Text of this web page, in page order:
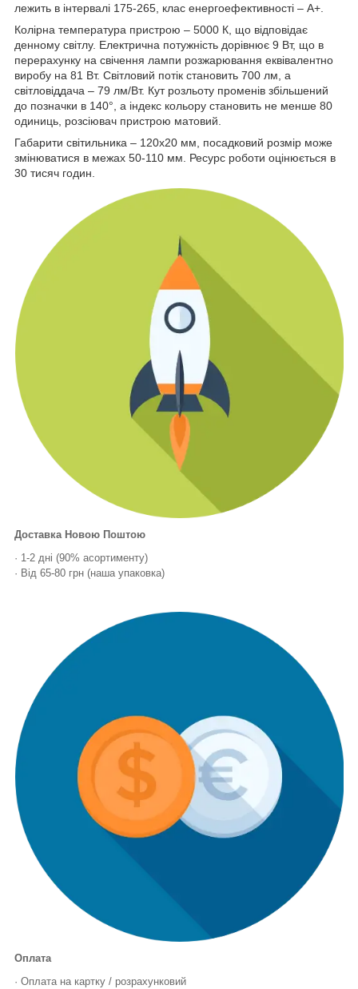
лежить в інтервалі 175-265, клас енергоефективності – А+.
Колірна температура пристрою – 5000 К, що відповідає
денному світлу. Електрична потужність дорівнює 9 Вт, що в
перерахунку на свічення лампи розжарювання еквівалентно
виробу на 81 Вт. Світловий потік становить 700 лм, а
світловіддача – 79 лм/Вт. Кут розльоту променів збільшений
до позначки в 140°, а індекс кольору становить не менше 80
одиниць, розсіювач пристрою матовий.
Габарити світильника – 120х20 мм, посадковий розмір може
змінюватися в межах 50-110 мм. Ресурс роботи оцінюється в
30 тисяч годин.
Доставка Новою Поштою
· 1-2 дні (90% асортименту)
· Від 65-80 грн (наша упаковка)
Оплата
· Оплата на картку / розрахунковий